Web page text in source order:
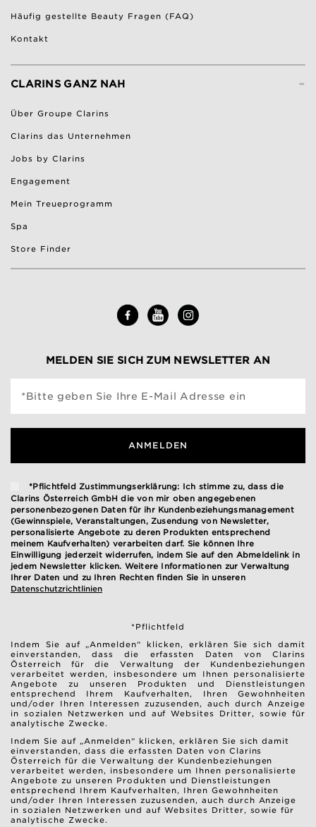
Häufig gestellte Beauty Fragen (FAQ)
Kontakt
-
CLARINS GANZ NAH
Über Groupe Clarins
Clarins das Unternehmen
Jobs by Clarins
Engagement
Mein Treueprogramm
Spa
Store Finder
MELDEN SIE SICH ZUM NEWSLETTER AN
*Bitte geben Sie Ihre E-Mail Adresse ein
ANMELDEN
*Pflichtfeld Zustimmungserklärung: Ich stimme zu, dass die
Clarins Österreich GmbH die von mir oben angegebenen
personenbezogenen Daten für ihr Kundenbeziehungsmanagement
(Gewinnspiele, Veranstaltungen, Zusendung von Newsletter,
personalisierte Angebote zu deren Produkten entsprechend
meinem Kaufverhalten) verarbeiten darf. Sie können Ihre
Einwilligung jederzeit widerrufen, indem Sie auf den Abmeldelink in
jedem Newsletter klicken. Weitere Informationen zur Verwaltung
Ihrer Daten und zu Ihren Rechten finden Sie in unseren
Datenschutzrichtlinien
*Pflichtfeld
Indem Sie auf „Anmelden“ klicken, erklären Sie sich damit
einverstanden, dass die erfassten Daten von Clarins
Österreich für die Verwaltung der Kundenbeziehungen
verarbeitet werden, insbesondere um Ihnen personalisierte
Angebote zu unseren Produkten und Dienstleistungen
entsprechend Ihrem Kaufverhalten, Ihren Gewohnheiten
und/oder Ihren Interessen zuzusenden, auch durch Anzeige
in sozialen Netzwerken und auf Websites Dritter, sowie für
analytische Zwecke.
Indem Sie auf „Anmelden“ klicken, erklären Sie sich damit
einverstanden, dass die erfassten Daten von Clarins
Österreich für die Verwaltung der Kundenbeziehungen
verarbeitet werden, insbesondere um Ihnen personalisierte
Angebote zu unseren Produkten und Dienstleistungen
entsprechend Ihrem Kaufverhalten, Ihren Gewohnheiten
und/oder Ihren Interessen zuzusenden, auch durch Anzeige
in sozialen Netzwerken und auf Websites Dritter, sowie für
analytische Zwecke.